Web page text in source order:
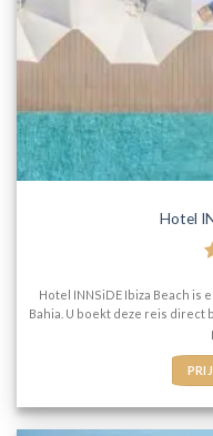
Hotel
4
Hotel INNSiDE Ibiza Beach is
Bahia. U boekt deze reis direct